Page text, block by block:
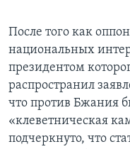
После того как
национальных
президентом
распространил
что против Бжания
«клеветническая
подчеркнуто, что